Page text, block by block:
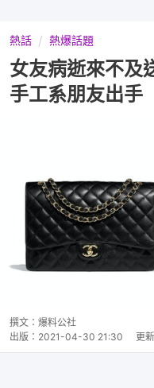
熱話 熱爆話題
女友病逝來不
手工系朋友出
撰文： 爆料公社
出版： 2021-04-30 21:30 更新